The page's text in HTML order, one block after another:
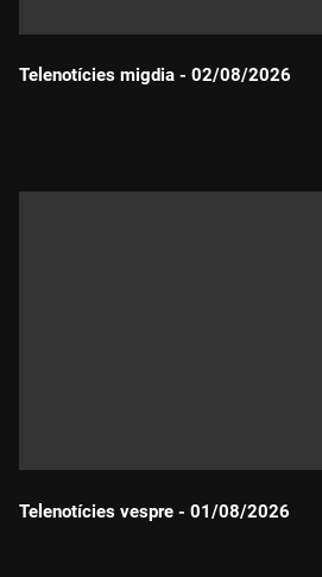
Telenotícies migdia - 02/08/2026
Telenotícies vespre - 01/08/2026